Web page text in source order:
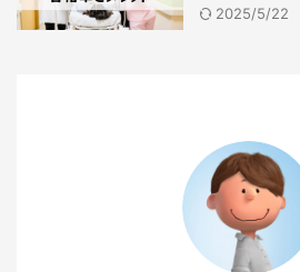
2025/5/22